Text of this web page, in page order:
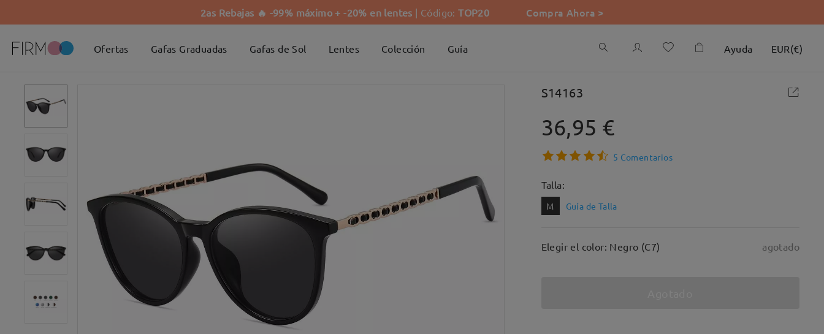
2as Rebajas 🔥 -99% máximo + -20% en lentes | Código:TOP20 Compra Ahora >
Ofertas Gafas Graduadas Gafas de Sol Lentes Colección Guía Ayuda EUR(€)
S14163
36,95 €
5 Comentarios
Talla:
M Guía de Talla
Elegir el color: Negro (C7) agotado